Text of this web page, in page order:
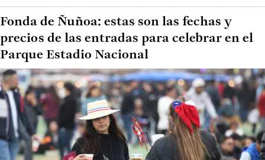
Fonda de Ñuñoa: estas son las fechas y
precios de las entradas para celebrar en el
Parque Estadio Nacional